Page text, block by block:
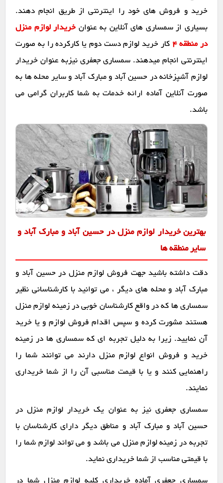
خرید و فروش های خود را اینترنتی از طریق انجام دهند.
بسیاری از سمساری های آنلاین به عنوان خریدار لوازم منزل
در منطقه 4
کار خرید لوازم دست دوم یا کارکرده را به صورت
اینترنتی انجام میدهند. سمساری جعفری نیزبه عنوان خریدار
لوازم آشپزخانه در حسین آباد و مبارک آباد و سایر محله ها به
صورت آنلاین آماده ارائه خدمات به شما کاربران گرامی می
باشد.
بهترین خریدار لوازم منزل در حسین آباد و مبارک آباد و
سایر منطقه ها
دقت داشته باشید جهت فروش لوازم منزل در حسین آباد و
مبارک آباد و محله های دیگر ، می توانید با کارشناسانی نظیر
سمساری ها که در واقع کارشناسان خوبی در زمینه لوازم منزل
هستند مشورت کرده و سپس اقدام فروش لوازم و یا خرید
آن نمایید. زیرا به دلیل تجربه ای که سمساری ها در زمینه
خرید و فروش انواع لوازم منزل دارند می توانند شما را
راهنمایی کنند و یا با قیمت مناسبی آن را از شما خریداری
نمایند.
سمساری جعفری نیز به عنوان یک خریدار لوازم منزل در
حسین آباد و مبارک آباد و مناطق دیگر دارای کارشناسان با
تجربه در زمینه لوازم منزل می باشد و می تواند لوازم شما را
با قیمتی مناسب از شما خریداری نماید.
سمساری جعفری آماده خریداری کلیه لوازم منزل شما در